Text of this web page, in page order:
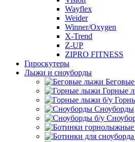
Wayflex
Weider
Winner/Oxygen
X-Trend
Z-UP
ZIPRO FITNESS
Гироскутеры
Лыжи и сноуборды
Горные
Сноуборды